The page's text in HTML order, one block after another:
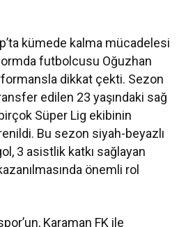
kümede kalma mücadelesi
futbolcusu Oğuzhan
dikkat çekti. Sezon
edilen 23 yaşındaki sağ
Süper Lig ekibinin
Bu sezon siyah-beyazlı
3 asistlik katkı sağlayan
önemli rol
Karaman FK ile